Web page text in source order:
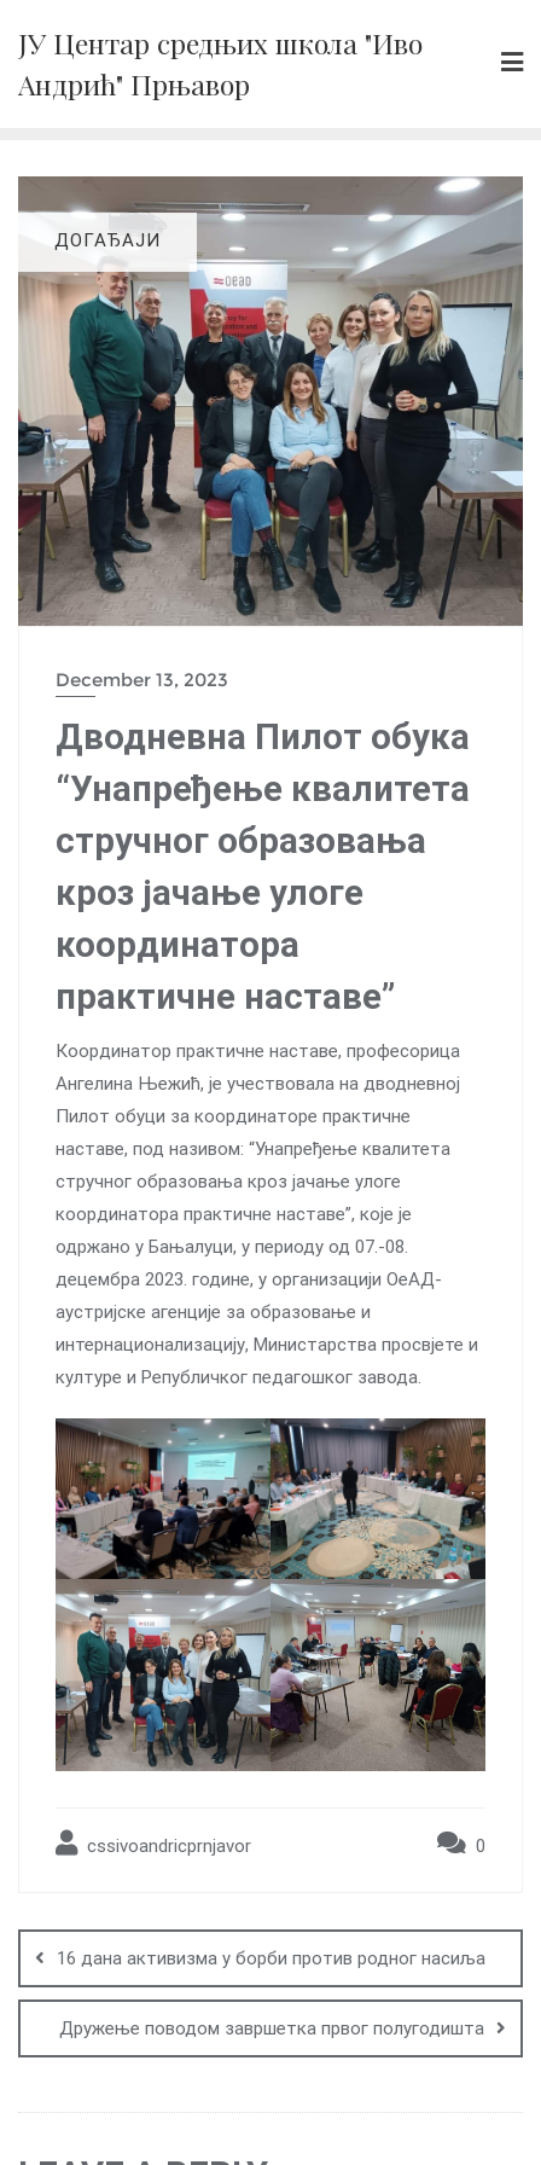
content
ЈУ Центар средњих школа "Иво
Андрић" Прњавор
ДОГАЂАЈИ
December 13, 2023
Дводневна Пилот обука
“Унапређење квалитета
стручног образовања
кроз јачање улоге
координатора
практичне наставе”
Координатор практичне наставе, професорица
Ангелина Њежић, је учествовала на дводневној
Пилот обуци за координаторе практичне
наставе, под називом: “Унапређење квалитета
стручног образовања кроз јачање улоге
координатора практичне наставе”, које је
одржано у Бањалуци, у периоду од 07.-08.
децембра 2023. године, у организацији ОеАД-
аустријске агенције за образовање и
интернационализацију, Министарства просвјете и
културе и Републичког педагошког завода.
cssivoandricprnjavor 0
navigation
16 дана активизма у борби против родног насиља
Дружење поводом завршетка првог полугодишта